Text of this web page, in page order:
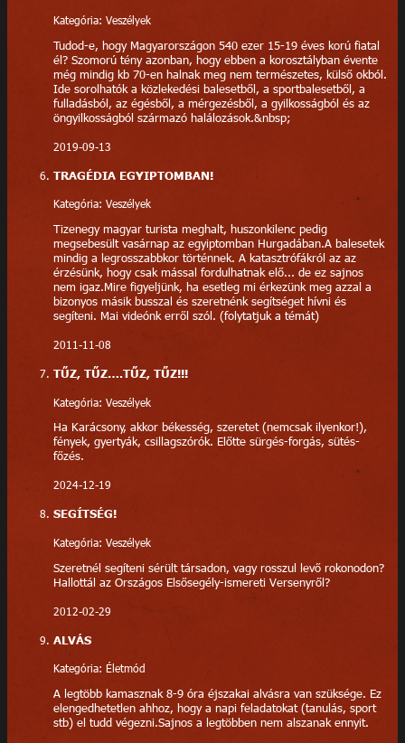
Kategória: Veszélyek
Tudod-e, hogy Magyarországon 540 ezer 15-19 éves korú fiatal
él? Szomorú tény azonban, hogy ebben a korosztályban évente
még mindig kb 70-en halnak meg nem természetes, külső okból.
Ide sorolhatók a közlekedési balesetből, a sportbalesetből, a
fulladásból, az égésből, a mérgezésből, a gyilkosságból és az
öngyilkosságból származó halálozások.&nbsp;
2019-09-13
TRAGÉDIA EGYIPTOMBAN!
Kategória: Veszélyek
Tizenegy magyar turista meghalt, huszonkilenc pedig
megsebesült vasárnap az egyiptomban Hurgadában.A balesetek
mindig a legrosszabbkor történnek. A katasztrófákról az az
érzésünk, hogy csak mással fordulhatnak elő... de ez sajnos
nem igaz.Mire figyeljünk, ha esetleg mi érkezünk meg azzal a
bizonyos másik busszal és szeretnénk segítséget hívni és
segíteni. Mai videónk erről szól. (folytatjuk a témát)
2011-11-08
TŰZ, TŰZ….TŰZ, TŰZ!!!
Kategória: Veszélyek
Ha Karácsony, akkor békesség, szeretet (nemcsak ilyenkor!),
fények, gyertyák, csillagszórók. Előtte sürgés-forgás, sütés-
főzés.
2024-12-19
SEGÍTSÉG!
Kategória: Veszélyek
Szeretnél segíteni sérült társadon, vagy rosszul levő rokonodon?
Hallottál az Országos Elsősegély-ismereti Versenyről?
2012-02-29
ALVÁS
Kategória: Életmód
A legtöbb kamasznak 8-9 óra éjszakai alvásra van szüksége. Ez
elengedhetetlen ahhoz, hogy a napi feladatokat (tanulás, sport
stb) el tudd végezni.Sajnos a legtöbben nem alszanak ennyit.